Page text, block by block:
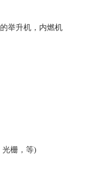
举升机，内燃机
光栅，等)